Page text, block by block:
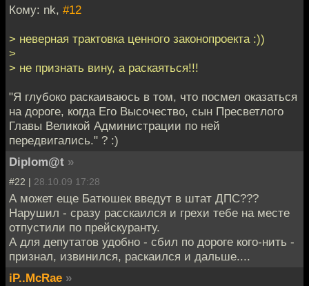
Кому: nk, #12
> неверная трактовка ценного законопроекта :))
>
> не признать вину, а раскаяться!!!
"Я глубоко раскаиваюсь в том, что посмел оказаться
на дороге, когда Его Высочество, сын Пресветлого
Главы Великой Администрации по ней
передвигались." ? :)
Diplom@t »
#22 | 28.10.09 17:28
А может еще Батюшек введут в штат ДПС???
Нарушил - сразу расскаился и грехи тебе на месте
отпустили по прейскуранту.
А для депутатов удобно - сбил по дороге кого-нить -
признал, извинился, раскаился и дальше....
iP..McRae »